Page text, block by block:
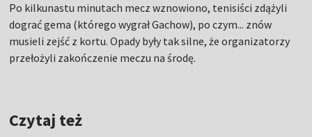
Po kilkunastu minutach mecz wznowiono, tenisiści zdążyli
dograć gema (którego wygrał Gachow), po czym... znów
musieli zejść z kortu. Opady były tak silne, że organizatorzy
przełożyli zakończenie meczu na środę.
Czytaj też